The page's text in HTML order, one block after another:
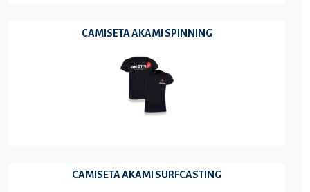
CAMISETA AKAMI SPINNING
CAMISETA AKAMI SURFCASTING